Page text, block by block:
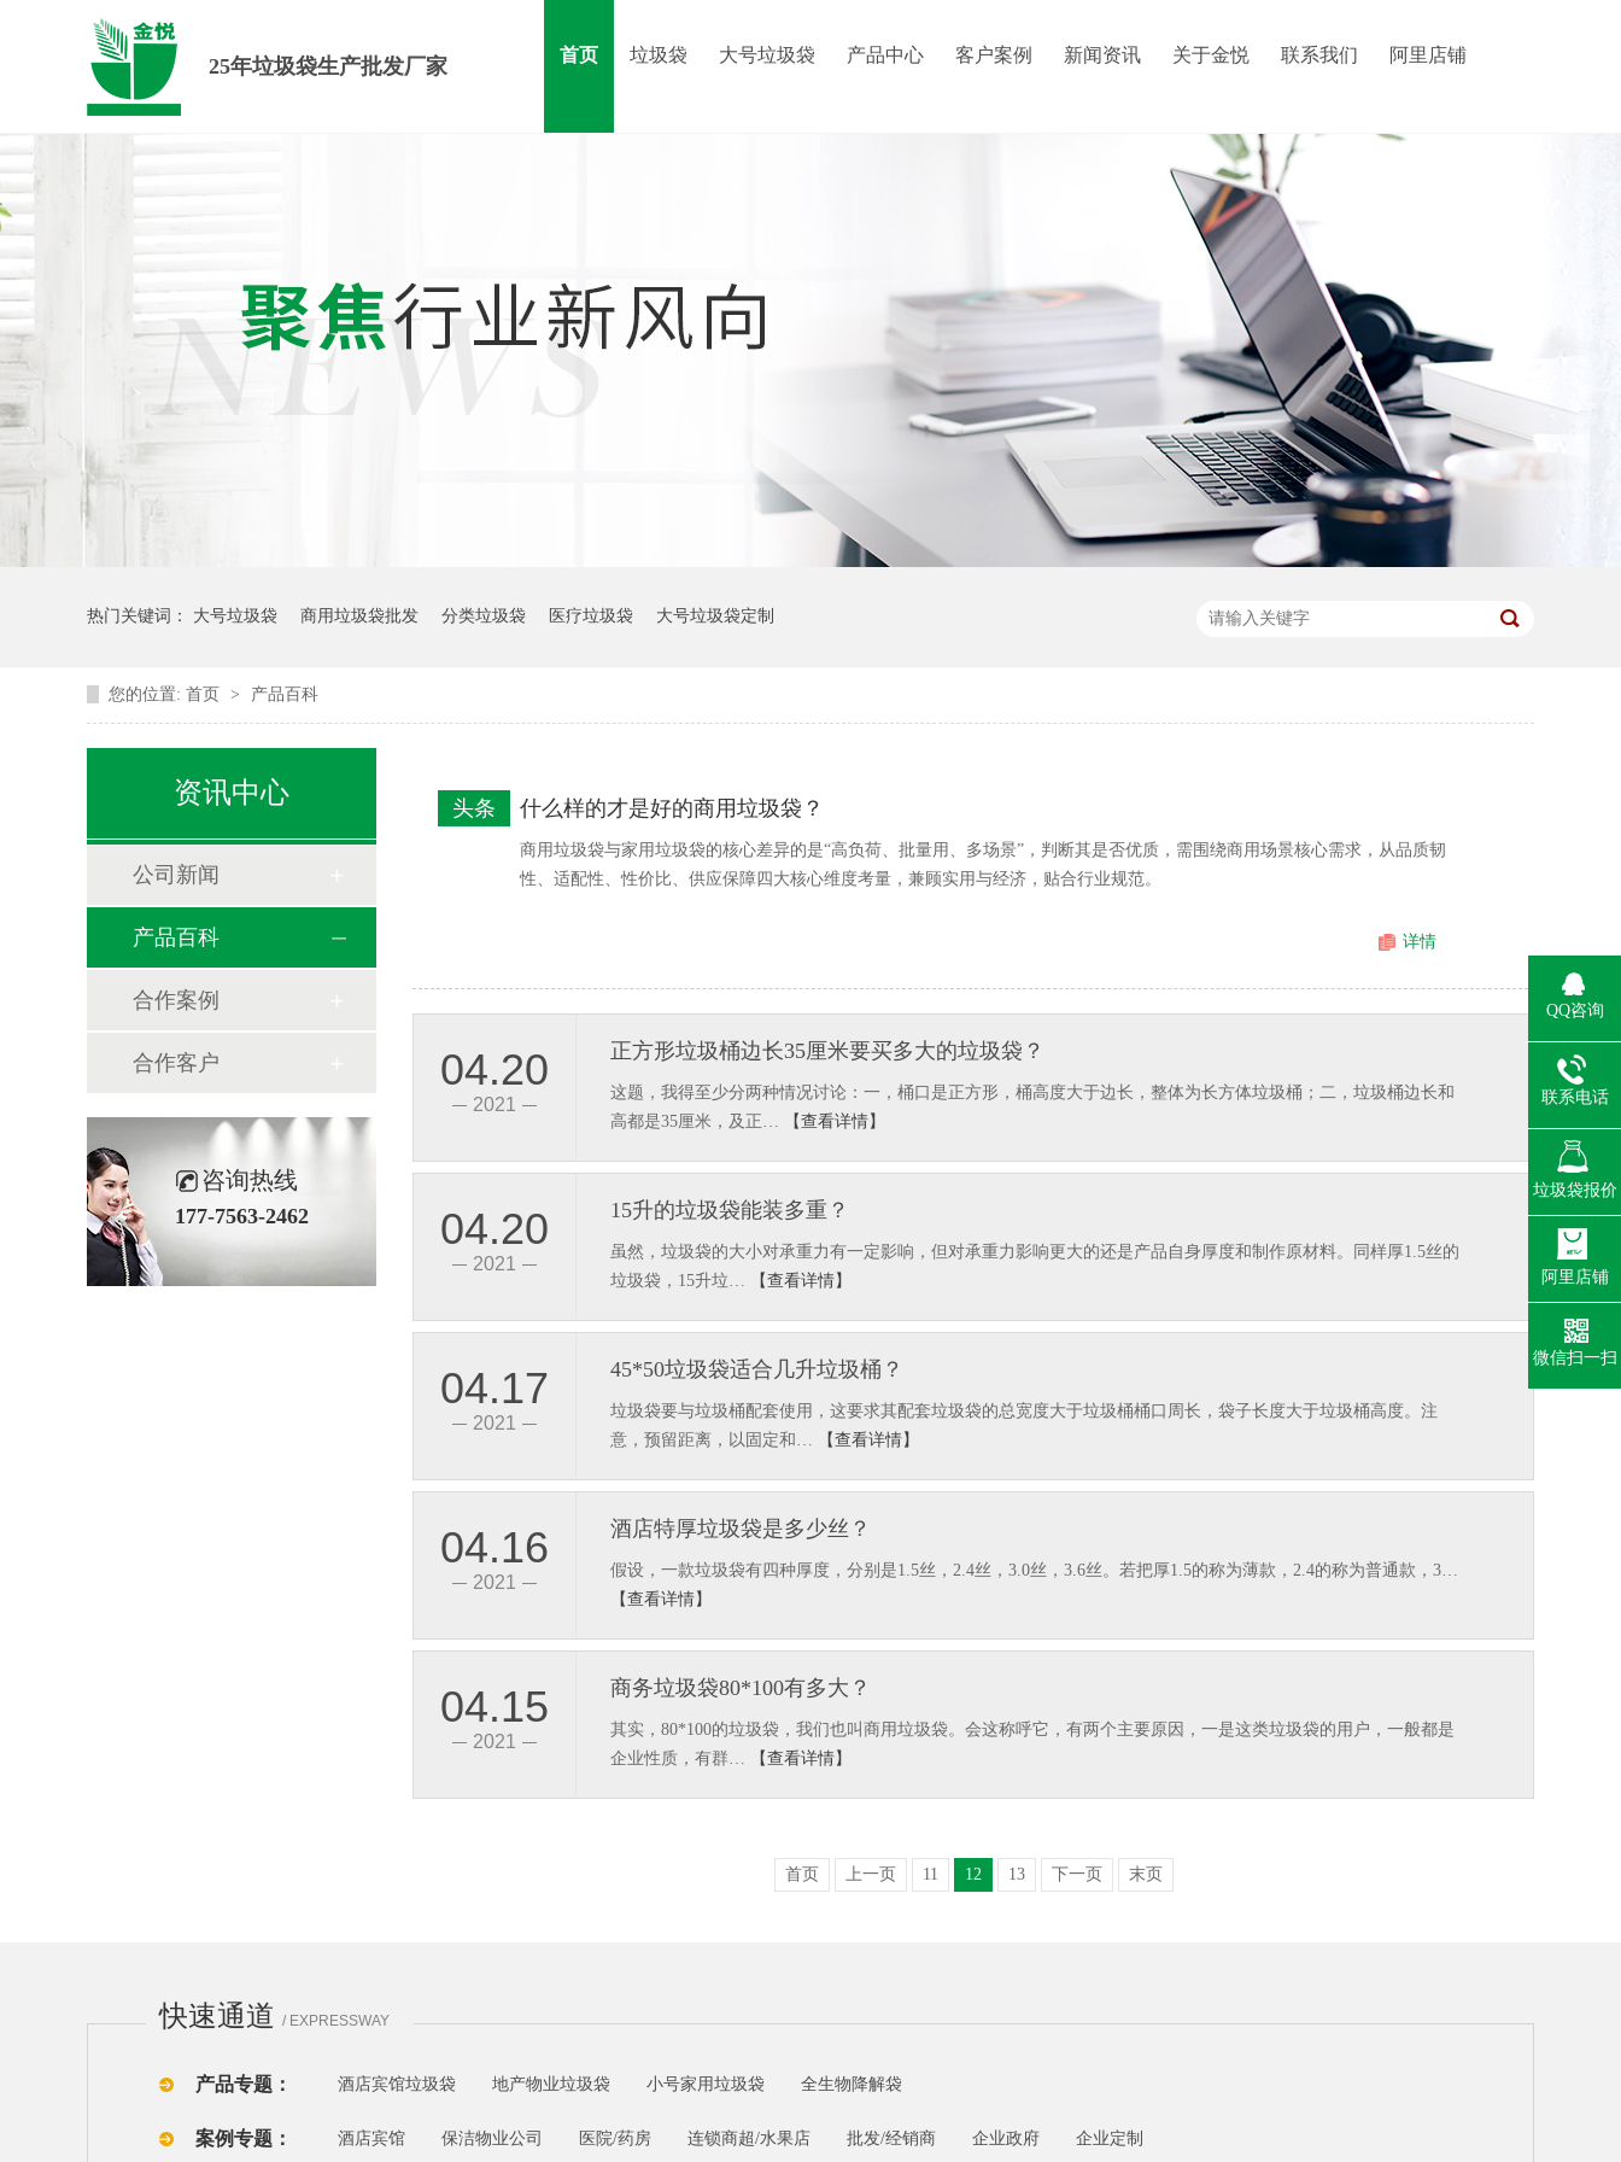
25年垃圾袋生产批发厂家 首页 垃圾袋 大号垃圾袋 产品中心 客户案例 新闻资讯 关于金悦 联系我们 阿里店铺
热门关键词： 大号垃圾袋 商用垃圾袋批发 分类垃圾袋 医疗垃圾袋 大号垃圾袋定制
您的位置: 首页 > 产品百科
资讯中心
公司新闻
产品百科
合作案例
合作客户
咨询热线
177-7563-2462
什么样的才是好的商用垃圾袋？
头条
商用垃圾袋与家用垃圾袋的核心差异的是“高负荷、批量用、多场景”，判断其是否优质，需围绕商用场景核心需求，从品质韧
性、适配性、性价比、供应保障四大核心维度考量，兼顾实用与经济，贴合行业规范。
详情
04.20
2021
正方形垃圾桶边长35厘米要买多大的垃圾袋？
这题，我得至少分两种情况讨论：一，桶口是正方形，桶高度大于边长，整体为长方体垃圾桶；二，垃圾桶边长和
高都是35厘米，及正…
【查看详情】
04.20
2021
15升的垃圾袋能装多重？
虽然，垃圾袋的大小对承重力有一定影响，但对承重力影响更大的还是产品自身厚度和制作原材料。同样厚1.5丝的
垃圾袋，15升垃…
【查看详情】
04.17
2021
45*50垃圾袋适合几升垃圾桶？
垃圾袋要与垃圾桶配套使用，这要求其配套垃圾袋的总宽度大于垃圾桶桶口周长，袋子长度大于垃圾桶高度。注
意，预留距离，以固定和…
【查看详情】
04.16
2021
酒店特厚垃圾袋是多少丝？
假设，一款垃圾袋有四种厚度，分别是1.5丝，2.4丝，3.0丝，3.6丝。若把厚1.5的称为薄款，2.4的称为普通款，3…
【查看详情】
04.15
2021
商务垃圾袋80*100有多大？
其实，80*100的垃圾袋，我们也叫商用垃圾袋。会这称呼它，有两个主要原因，一是这类垃圾袋的用户，一般都是
企业性质，有群…
【查看详情】
首页 上一页 11 12 13 下一页 末页
快速通道 / EXPRESSWAY
产品专题： 酒店宾馆垃圾袋 地产物业垃圾袋 小号家用垃圾袋 全生物降解袋
案例专题： 酒店宾馆 保洁物业公司 医院/药房 连锁商超/水果店 批发/经销商 企业政府 企业定制
QQ咨询
联系电话
垃圾袋报价
免费报价
阿里店铺
免费报价
微信扫一扫